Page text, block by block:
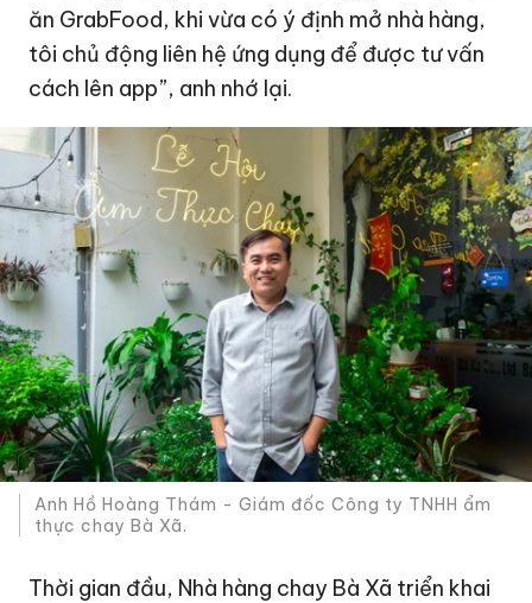
ăn GrabFood, khi vừa có ý định mở nhà hàng,
tôi chủ động liên hệ ứng dụng để được tư vấn
cách lên app”, anh nhớ lại.
Anh Hồ Hoàng Thám - Giám đốc Công ty TNHH ẩm
thực chay Bà Xã.
Thời gian đầu, Nhà hàng chay Bà Xã triển khai